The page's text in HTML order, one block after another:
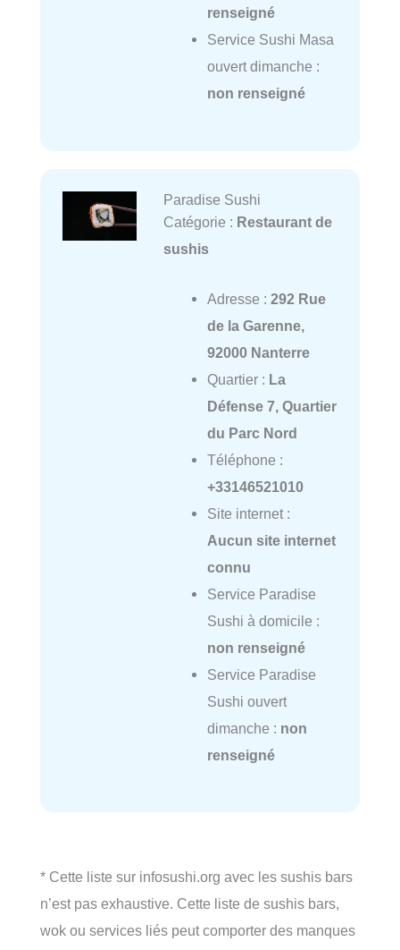
renseigné
Service Sushi Masa
ouvert dimanche :
non renseigné
Paradise Sushi
Catégorie : Restaurant de
sushis
Adresse : 292 Rue
de la Garenne,
92000 Nanterre
Quartier : La
Défense 7, Quartier
du Parc Nord
Téléphone :
+33146521010
Site internet :
Aucun site internet
connu
Service Paradise
Sushi à domicile :
non renseigné
Service Paradise
Sushi ouvert
dimanche : non
renseigné
* Cette liste sur infosushi.org avec les sushis bars
n’est pas exhaustive. Cette liste de sushis bars,
wok ou services liés peut comporter des manques